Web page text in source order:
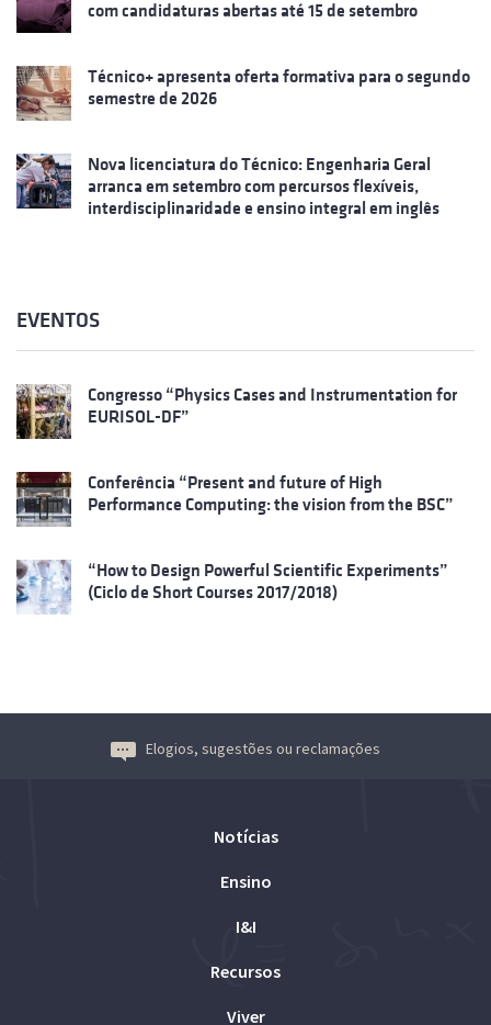
com candidaturas abertas até 15 de setembro
Técnico+ apresenta oferta formativa para o segundo
semestre de 2026
Nova licenciatura do Técnico: Engenharia Geral
arranca em setembro com percursos flexíveis,
interdisciplinaridade e ensino integral em inglês
EVENTOS
Congresso “Physics Cases and Instrumentation for
EURISOL-DF”
Conferência “Present and future of High
Performance Computing: the vision from the BSC”
“How to Design Powerful Scientific Experiments”
(Ciclo de Short Courses 2017/2018)
Elogios, sugestões ou reclamações
Notícias
Ensino
I&I
Recursos
Viver